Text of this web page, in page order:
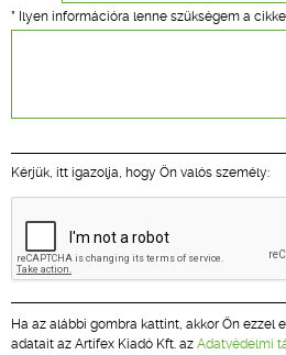
TERVEZÉSI
* Ilyen információra lenne szükségem a
Kérjük, itt igazolja, hogy Ön valós személy:
Ha az alábbi gombra kattint, akkor Ön ezzel
adatait az Artifex Kiadó Kft. az Adatvédelmi